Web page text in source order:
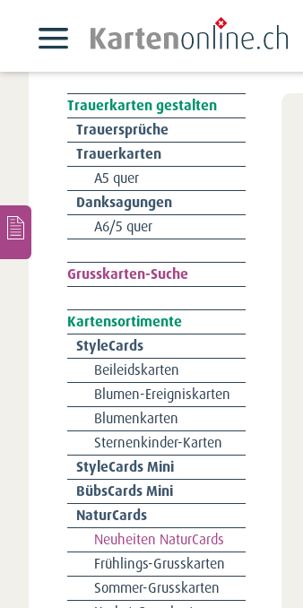
Trauerkarten gestalten
Navigation
überspringen
Trauersprüche
Trauerkarten
A5 quer
Danksagungen
A6/5 quer
Navigation
überspringen
Grusskarten-Suche
Kartensortimente
Navigation
überspringen
StyleCards
Beileidskarten
Blumen-Ereigniskarten
Blumenkarten
Sternenkinder-Karten
StyleCards Mini
BübsCards Mini
NaturCards
Neuheiten NaturCards
Frühlings-Grusskarten
Sommer-Grusskarten